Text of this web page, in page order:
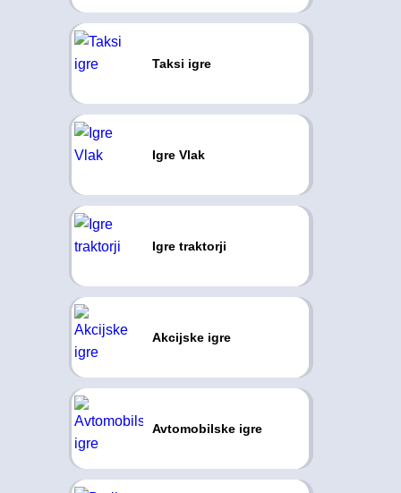
Taksi igre
Igre Vlak
Igre traktorji
Akcijske igre
Avtomobilske igre